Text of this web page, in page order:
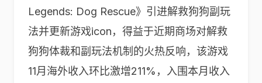
Legends: Dog Rescue》引进解救狗狗副玩
法并更新游戏icon，得益于近期商场对解救
狗狗体裁和副玩法机制的火热反响，该游戏
11月海外收入环比激增211%，入围本月收入